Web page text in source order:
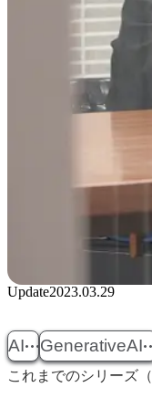
Update2023.03.29
AI GenerativeAI
これまでのシリーズ（